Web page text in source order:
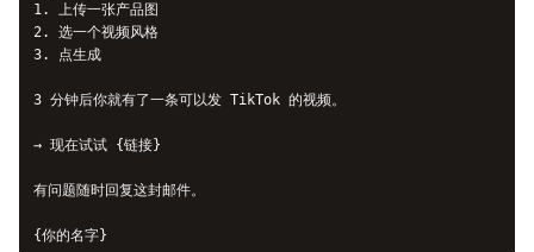
1. 上传一张产品图
2. 选一个视频风格
3. 点生成
3 分钟后你就有了一条可以发 TikTok 的视频。
→ 现在试试 {链接}
有问题随时回复这封邮件。